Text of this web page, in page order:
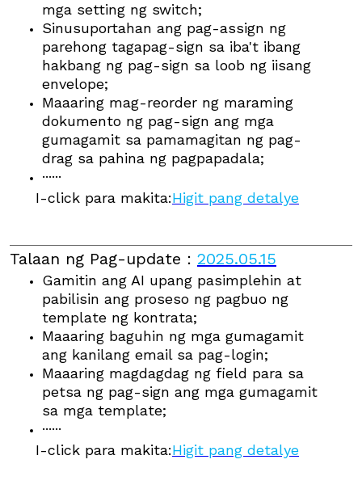
mga setting ng switch;
Sinusuportahan ang pag-assign ng
parehong tagapag-sign sa iba't ibang
hakbang ng pag-sign sa loob ng iisang
envelope;
Maaaring mag-reorder ng maraming
dokumento ng pag-sign ang mga
gumagamit sa pamamagitan ng pag-
drag sa pahina ng pagpapadala;
······
I-click para makita:Higit pang detalye
Talaan ng Pag-update ： 2025.05.15
Gamitin ang AI upang pasimplehin at
pabilisin ang proseso ng pagbuo ng
template ng kontrata;
Maaaring baguhin ng mga gumagamit
ang kanilang email sa pag-login;
Maaaring magdagdag ng field para sa
petsa ng pag-sign ang mga gumagamit
sa mga template;
······
I-click para makita:Higit pang detalye